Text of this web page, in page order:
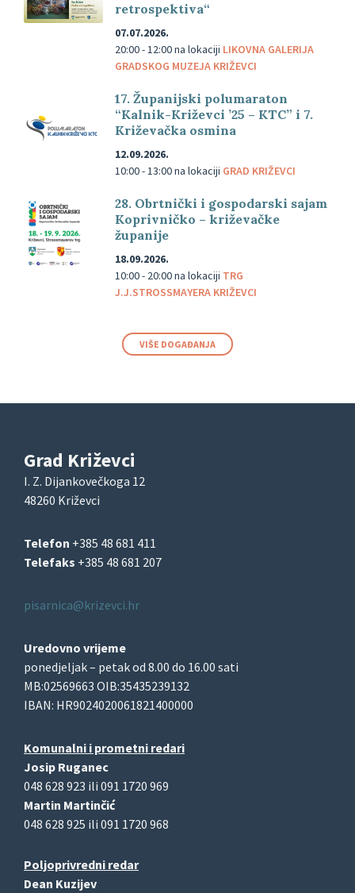
retrospektiva“
07.07.2026.
20:00 - 12:00na lokaciji LIKOVNA GALERIJA
GRADSKOG MUZEJA KRIŽEVCI
17. Županijski polumaraton
“Kalnik-Križevci ’25 – KTC” i 7.
Križevačka osmina
12.09.2026.
10:00 - 13:00na lokaciji GRAD KRIŽEVCI
28. Obrtnički i gospodarski sajam
Koprivničko – križevačke
županije
18.09.2026.
10:00 - 20:00na lokaciji TRG
J.J.STROSSMAYERA KRIŽEVCI
VIŠE DOGAĐANJA
Grad Križevci
I. Z. Dijankovečkoga 12
48260 Križevci
Telefon +385 48 681 411
Telefaks +385 48 681 207
pisarnica@krizevci.hr
Uredovno vrijeme
ponedjeljak – petak od 8.00 do 16.00 sati
MB:02569663 OIB:35435239132
IBAN: HR9024020061821400000
Komunalni i prometni redari
Josip Ruganec
048 628 923 ili 091 1720 969
Martin Martinčić
048 628 925 ili 091 1720 968
Poljoprivredni redar
Dean Kuzijev